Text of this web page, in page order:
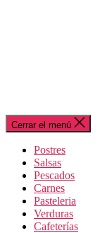
Cerrar el menú
Postres
Salsas
Pescados
Carnes
Pasteleria
Verduras
Cafeterías